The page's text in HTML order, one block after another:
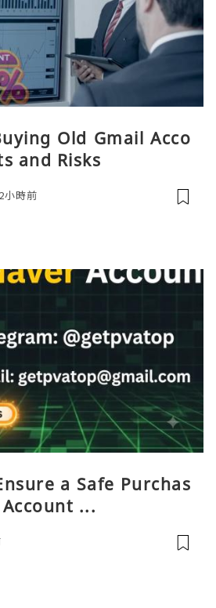
Old Gmail Acco
and Risks
2小時前
a Safe Purchas
...